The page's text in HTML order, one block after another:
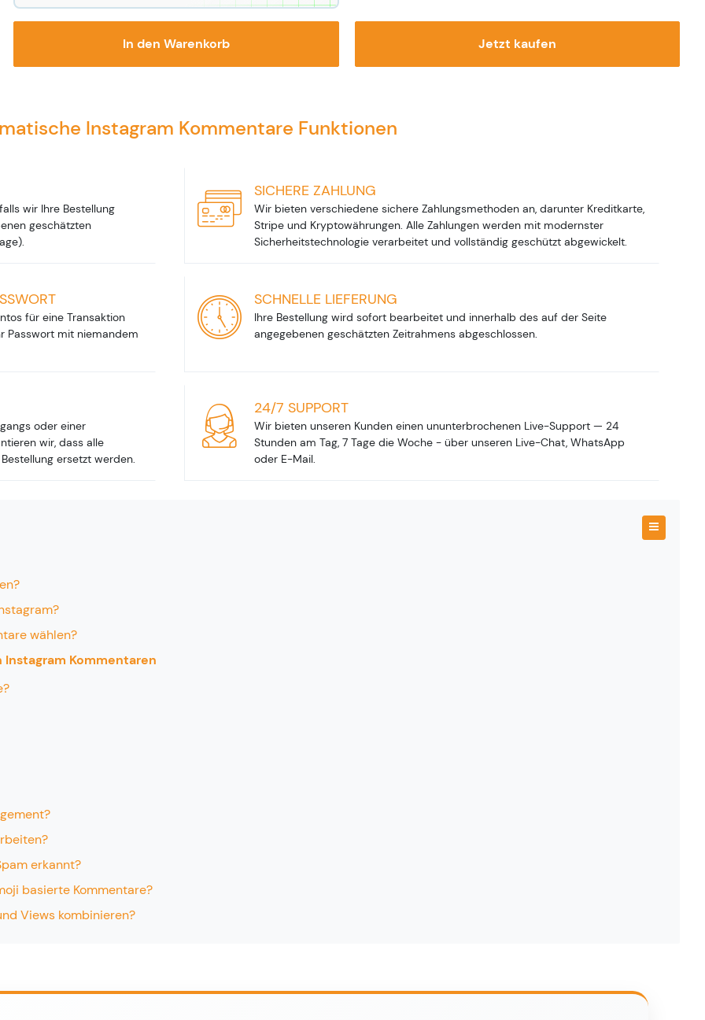
In den Warenkorb Jetzt kaufen
Instagram Kommentare Funktionen
wir Ihre Bestellung
geschätzten
SICHERE ZAHLUNG
Wir bieten verschiedene sichere Zahlungsmethoden an, darunter Kreditkarte,
Stripe und Kryptowährungen. Alle Zahlungen werden mit modernster
Sicherheitstechnologie verarbeitet und vollständig geschützt abgewickelt.
für eine Transaktion
Passwort mit niemandem
SCHNELLE LIEFERUNG
Ihre Bestellung wird sofort bearbeitet und innerhalb des auf der Seite
angegebenen geschätzten Zeitrahmens abgeschlossen.
oder einer
wir, dass alle
ersetzt werden.
24/7 SUPPORT
Wir bieten unseren Kunden einen ununterbrochenen Live-Support — 24
Stunden am Tag, 7 Tage die Woche - über unseren Live-Chat, WhatsApp
oder E-Mail.
wählen?
Kommentaren
erkannt?
basierte Kommentare?
Views kombinieren?